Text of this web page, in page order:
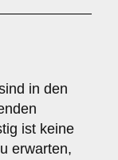
in den
ist keine
erwarten,